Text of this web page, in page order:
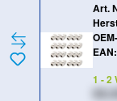
Art.
EAN:
1 - 2